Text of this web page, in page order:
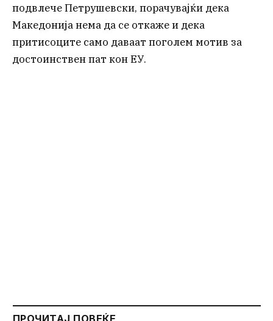
подвлече Петрушевски, порачувајќи дека
Македонија нема да се откаже и дека
притисоците само даваат поголем мотив за
достоинствен пат кон ЕУ.
ПРОЧИТАЈ ПОВЕЌЕ